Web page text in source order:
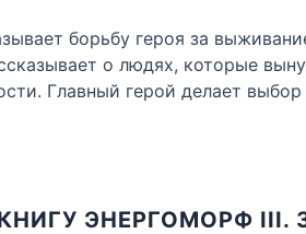
борьбу героя за
о людях, которые
Главный герой делает
ЭНЕРГОМОРФ